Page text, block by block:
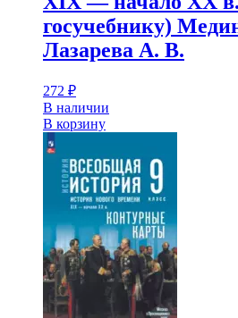
госучебнику)
Лазарева А. В.
272 ₽
В наличии
В корзину